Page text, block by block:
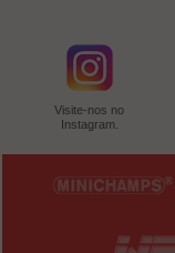
Visite-nos no
Instagram.